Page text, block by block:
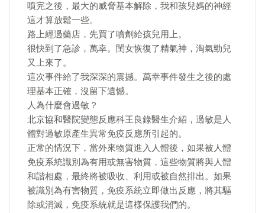
噴完之後，最大的威脅基本解除，我和孩兒媽的神經
這才算放鬆一些。
路上經過藥店，先買了噴劑給孩兒用上。
很快到了急診，萬幸。閨女恢復了精氣神，淘氣勁兒
又上來了。
這次事件給了我深深的震撼。萬幸事件發生之後的處
理基本正確，沒留下遺憾。
人為什麼會過敏？
北京協和醫院變態反應科王良錄醫生介紹，過敏是人
體對過敏原產生異常免疫反應所引起的。
正常的情況下，當外來物質進入人體後，如果被人體
免疫系統識別為有用或無害物質，這些物質將與人體
和諧相處，最終將被吸收、利用或被自然排出。如果
被識別為有害物質，免疫系統立即做出反應，將其驅
除或消滅，免疫系統就是這樣保護我們的。